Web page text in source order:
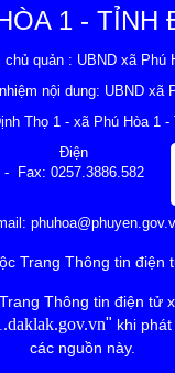
1 - TỈNH
quản : UBND xã Phú
nội dung: UBND xã
Thọ 1 - xã Phú Hòa 1 -
- Fax: 0257.3886.582
Trang Thông tin điện
Thông tin điện tử
" khi
các nguồn này.